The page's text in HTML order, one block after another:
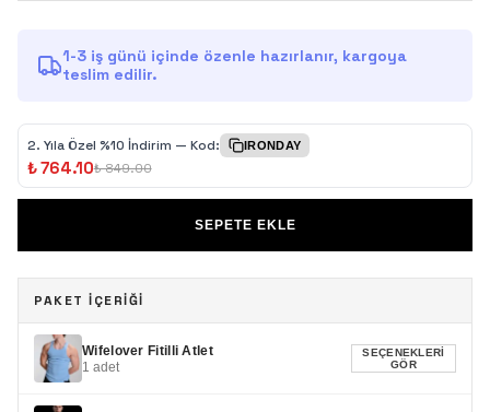
PAKET İÇERİĞİ
Wifelover Fitilli Atlet
1 adet
SEÇENEKLERI
GÖR
1-3 iş günü içinde özenle hazırlanır, kargoya
teslim edilir.
2.⁠ ⁠Yıla Özel %10 İndirim — Kod: IRONDAY
₺ 764.10₺ 849.00
SEPETE EKLE